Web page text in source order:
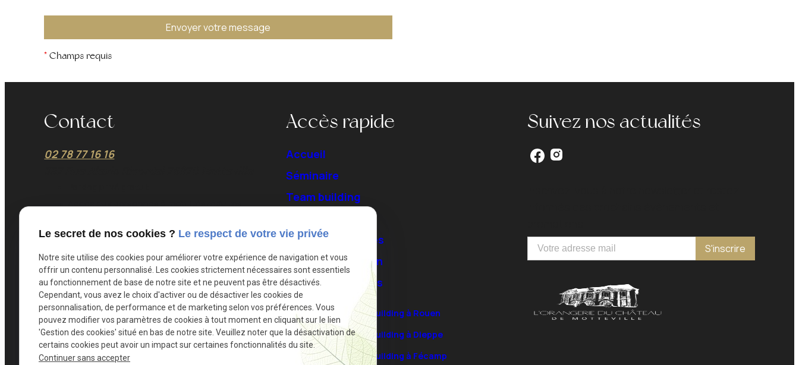
* Champs requis
Contact
02 78 77 16 16
Accès aux personnes à mobilités réduites
Accès rapide
Accueil
Séminaire
Team building
Chambres d'hôtes
Salle de réception
Lieux touristiques
Séminaires et team building à Rouen
Séminaires et team building à Dieppe
Séminaires et team building à Fécamp
Suivez nos actualités
Le secret de nos cookies ? Le respect de votre vie privée
Notre site utilise des cookies pour améliorer votre expérience de navigation et vous
offrir un contenu personnalisé. Les cookies strictement nécessaires sont essentiels
au fonctionnement de base de notre site et ne peuvent pas être désactivés.
Cependant, vous avez le choix d'activer ou de désactiver les cookies de
personnalisation, de performance et de marketing selon vos préférences. Vous
pouvez modifier vos paramètres de cookies à tout moment en cliquant sur le lien
'Gestion des cookies' situé en bas de notre site. Veuillez noter que la désactivation de
certains cookies peut avoir un impact sur certaines fonctionnalités du site.
Continuer sans accepter